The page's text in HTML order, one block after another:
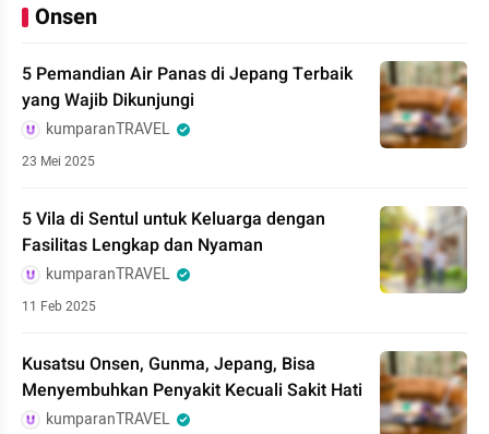
Onsen
5 Pemandian Air Panas di Jepang Terbaik
yang Wajib Dikunjungi
kumparanTRAVEL
23 Mei 2025
5 Vila di Sentul untuk Keluarga dengan
Fasilitas Lengkap dan Nyaman
kumparanTRAVEL
11 Feb 2025
Kusatsu Onsen, Gunma, Jepang, Bisa
Menyembuhkan Penyakit Kecuali Sakit Hati
kumparanTRAVEL